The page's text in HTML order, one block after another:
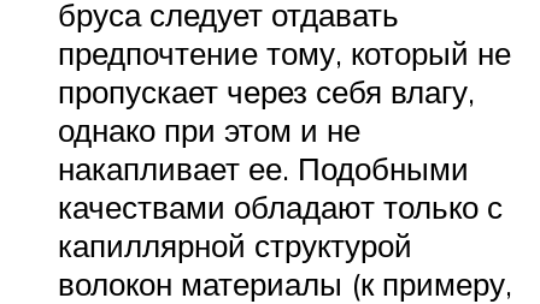
бруса следует отдавать
предпочтение тому, который не
пропускает через себя влагу,
однако при этом и не
накапливает ее. Подобными
качествами обладают только с
капиллярной структурой
волокон материалы (к примеру,